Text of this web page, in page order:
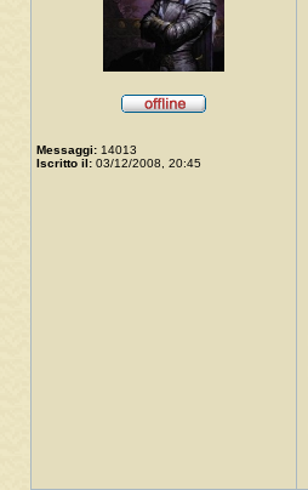
Messaggi: 14013
Iscritto il: 03/12/2008, 20:45